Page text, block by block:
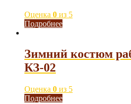
Оценка 0 из 5
Подробнее
Зимний костюм
КЗ-02
Оценка 0 из 5
Подробнее